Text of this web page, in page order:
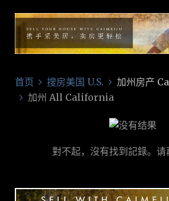
首页 搜房美国 U.S.
加州房产
加州 All California
對不起，沒有找到記錄。请